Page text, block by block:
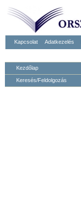
Kapcsolat Adatkezelés
Kezdőlap
Keresés/Feldolgozás